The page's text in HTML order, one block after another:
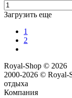
Загрузить еще
1
2
Royal-Shop © 2026
2000-2026 © Royal-
отдыха
Компания